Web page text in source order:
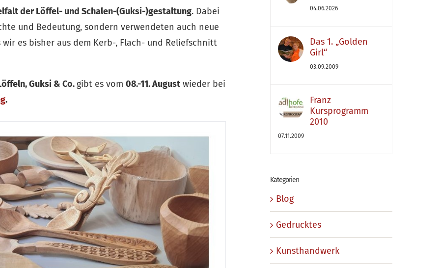
der Löffel- und Schalen-(Guksi-)gestaltung. Dabei
und Bedeutung, sondern verwendeten auch neue
es bisher aus dem Kerb-, Flach- und Reliefschnitt
Guksi & Co. gibt es vom 08.-11. August wieder bei
.
04.06.2026
Das 1. „Golden
Girl“
03.09.2009
Franz
Kursprogramm
2010
07.11.2009
Kategorien
Blog
Gedrucktes
Kunsthandwerk